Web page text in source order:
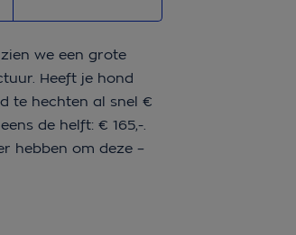
we een grote
Heeft je hond
te hechten al snel €
de helft: € 165,-.
hebben om deze –